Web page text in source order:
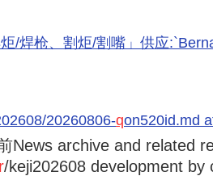
炬/焊枪、割炬/割嘴」供应
20260806-qon520id.md
News archive and related
/keji202608 development